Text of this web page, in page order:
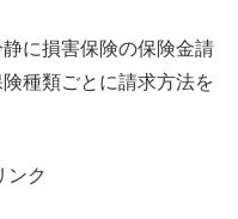
に損害保険の保険金請
種類ごとに請求方法を
ンク